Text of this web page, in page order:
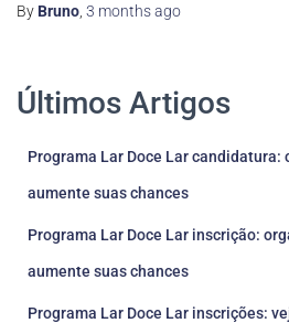
By Bruno 3 monthsago
Últimos Artigos
Programa Lar Doce Lar candidatura:
aumente suas chances
Programa Lar Doce Lar inscrição:
aumente suas chances
Programa Lar Doce Lar inscrições: